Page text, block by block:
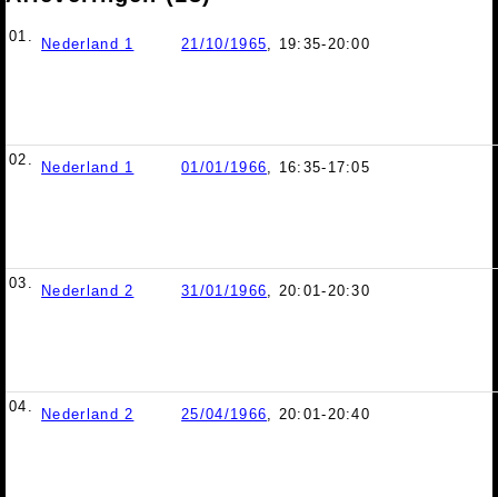
01. Nederland 1 21/10/1965, 19:35-20:00
02. Nederland 1 01/01/1966, 16:35-17:05
03. Nederland 2 31/01/1966, 20:01-20:30
04. Nederland 2 25/04/1966, 20:01-20:40